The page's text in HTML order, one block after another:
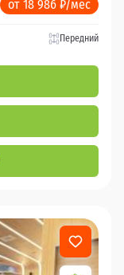
от 18 986 ₽/мес
Передний